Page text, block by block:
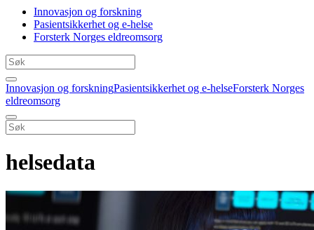
Innovasjon og forskning
Pasientsikkerhet og e-helse
Forsterk Norges eldreomsorg
Innovasjon og forskningPasientsikkerhet og e-helseForsterk Norges
eldreomsorg
helsedata